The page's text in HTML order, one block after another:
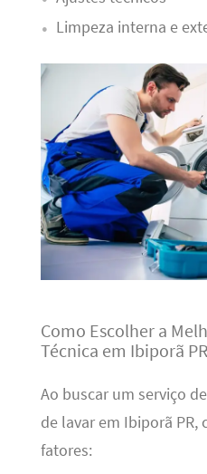
Limpeza interna e
Como Escolher a
Técnica em Ibiporã PR
Ao buscar um serviço
de lavar em Ibiporã PR,
fatores: